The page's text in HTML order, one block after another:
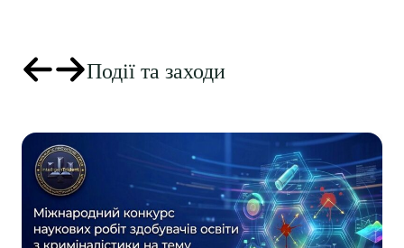
Події та заходи